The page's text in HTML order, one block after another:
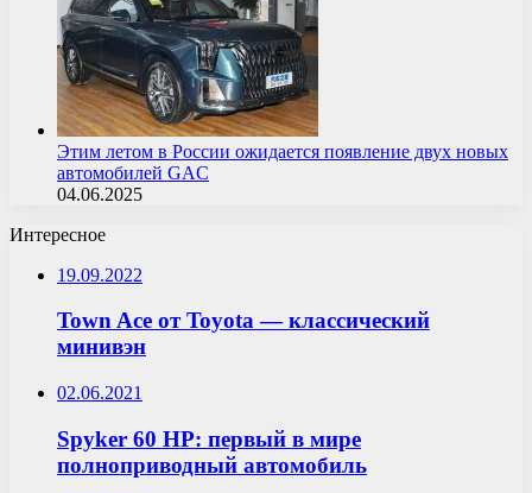
Этим летом в России ожидается появление двух новых
автомобилей GAC
04.06.2025
Интересное
19.09.2022
Town Ace от Toyota — классический
минивэн
02.06.2021
Spyker 60 HP: первый в мире
полноприводный автомобиль